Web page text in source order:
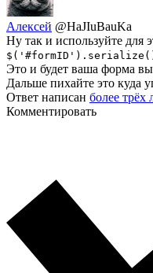
Алексей @HaJIuBauKa
Ну так и используйте для
Это и будет ваша форма
Дальше пихайте это куда
Ответ написан более трёх
Комментировать